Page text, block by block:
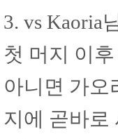
3. vs Kaoria
첫 머지 이
아니면 가오
지에 곧바로